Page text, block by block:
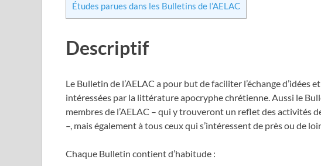
Études parues dans les Bulletins de l’AELAC
Descriptif
Le Bulletin de l’AELAC a pour but de faciliter l’échange d’idées
intéressées par la littérature apocryphe chrétienne. Aussi le
membres de l’AELAC – qui y trouveront un reflet des activités
–, mais également à tous ceux qui s’intéressent de près ou de
Chaque Bulletin contient d’habitude :